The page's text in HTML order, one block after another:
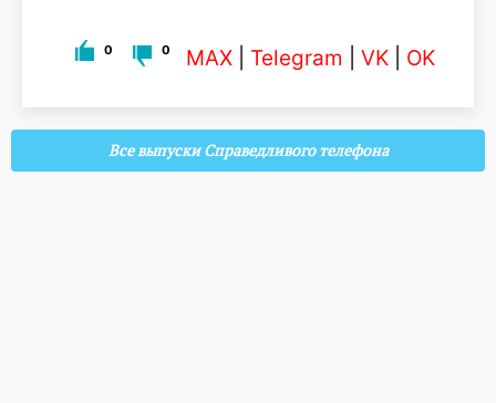
0 0 MAX Telegram VK OK
Все выпуски Справедливого телефона